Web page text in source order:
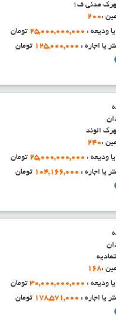
مدنی ف1
:
200
ودیعه : 25,000,000,000 تومان
یا اجاره : 125,000,000 تومان
الوند
:
240
ودیعه : 25,000,000,000 تومان
یا اجاره : 104,166,000 تومان
:
168
ودیعه : 30,000,000,000تومان
یا اجاره : 178,571,000 تومان